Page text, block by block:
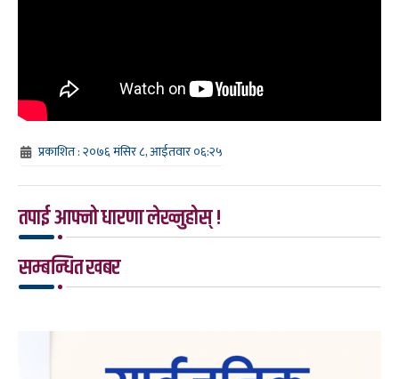
प्रकाशित : २०७६ मंसिर ८, आईतवार ०६:२५
तपाई आफ्नो धारणा लेख्नुहोस् !
सम्बन्धित खबर